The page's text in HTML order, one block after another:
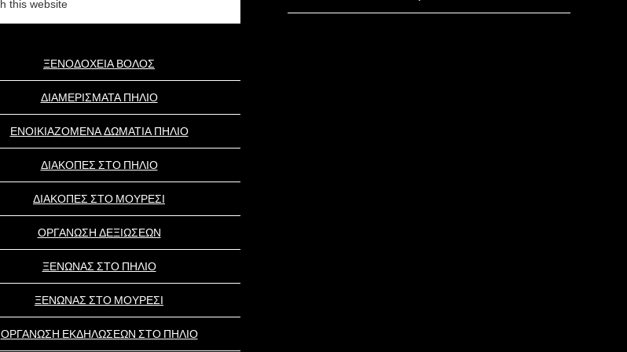
ΞΕΝΟΔΟΧΕΙΑ ΒΟΛΟΣ
ΔΙΑΜΕΡΙΣΜΑΤΑ ΠΗΛΙΟ
ΕΝΟΙΚΙΑΖΟΜΕΝΑ ΔΩΜΑΤΙΑ ΠΗΛΙΟ
ΔΙΑΚΟΠΕΣ ΣΤΟ ΠΗΛΙΟ
ΔΙΑΚΟΠΕΣ ΣΤΟ ΜΟΥΡΕΣΙ
ΟΡΓΑΝΩΣΗ ΔΕΞΙΩΣΕΩΝ
ΞΕΝΩΝΑΣ ΣΤΟ ΠΗΛΙΟ
ΞΕΝΩΝΑΣ ΣΤΟ ΜΟΥΡΕΣΙ
ΟΡΓΑΝΩΣΗ ΕΚΔΗΛΩΣΕΩΝ ΣΤΟ ΠΗΛΙΟ